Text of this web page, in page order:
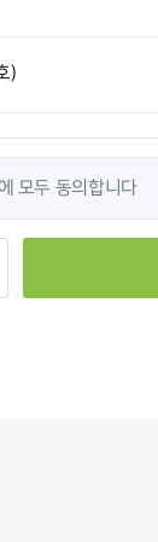
)
모두 동의합니다